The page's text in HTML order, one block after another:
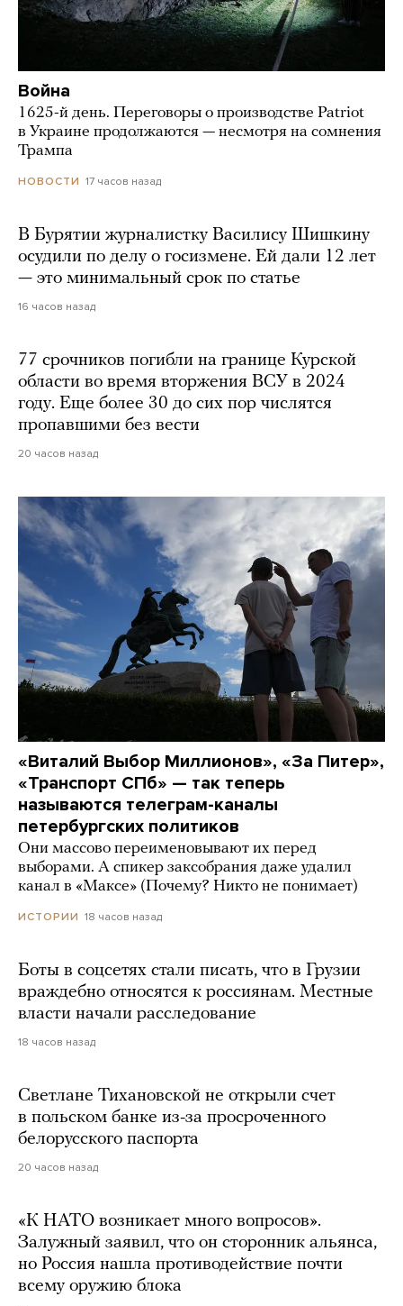
Война
1625-й день. Переговоры о производстве Patriot
в Украине продолжаются — несмотря на сомнения
Трампа
НОВОСТИ 17 часов назад
В Бурятии журналистку Василису Шишкину
осудили по делу о госизмене. Ей дали 12 лет
— это минимальный срок по статье
16 часов назад
77 срочников погибли на границе Курской
области во время вторжения ВСУ в 2024
году. Еще более 30 до сих пор числятся
пропавшими без вести
20 часов назад
«Виталий Выбор Миллионов», «За Питер»,
«Транспорт СПб» — так теперь
называются телеграм-каналы
петербургских политиков
Они массово переименовывают их перед
выборами. А спикер заксобрания даже удалил
канал в «Максе» (Почему? Никто не понимает)
ИСТОРИИ 18 часов назад
Боты в соцсетях стали писать, что в Грузии
враждебно относятся к россиянам. Местные
власти начали расследование
18 часов назад
Светлане Тихановской не открыли счет
в польском банке из-за просроченного
белорусского паспорта
20 часов назад
«К НАТО возникает много вопросов».
Залужный заявил, что он сторонник альянса,
но Россия нашла противодействие почти
всему оружию блока